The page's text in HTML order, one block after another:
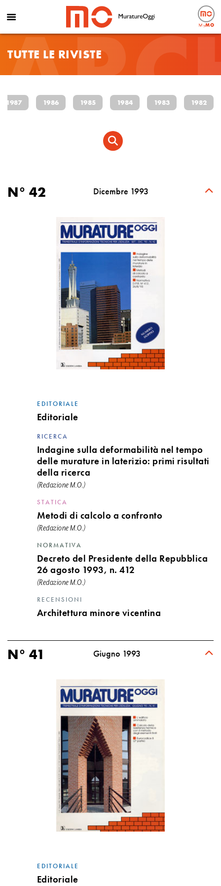
MyMO
TUTTE LE RIVISTE
1987 1986 1985 1984 1983 1982
N° 42 Dicembre 1993
EDITORIALE
Editoriale
RICERCA
Indagine sulla deformabilità nel tempo
delle murature in laterizio: primi risultati
della ricerca
(Redazione M.O.)
STATICA
Metodi di calcolo a confronto
(Redazione M.O.)
NORMATIVA
Decreto del Presidente della Repubblica
26 agosto 1993, n. 412
(Redazione M.O.)
RECENSIONI
Architettura minore vicentina
N° 41 Giugno 1993
EDITORIALE
Editoriale